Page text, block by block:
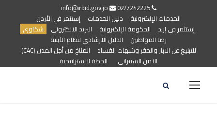
02/7242225
الخدمات الإلكترونية
دليل الخدمات
إستثمر في الأردن
إستثمر في إربد
الحكومة الإلكترونية البريد الالكتروني
شكاوي
رضا المواطنين
الدليل الارشادي لنظام الأبنية
للتبليغ عن الابار والحفر وشبهات الفساد
المناخ من أجل المدن (C4C)
الامن السيبراني
الخطة الاستراتيجية